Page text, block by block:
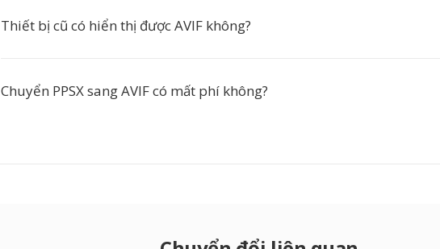
Thiết bị cũ có hiển thị được AVIF không?
Chuyển PPSX sang AVIF có mất phí không?